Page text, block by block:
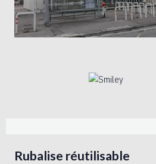
Rubalise réutilisable